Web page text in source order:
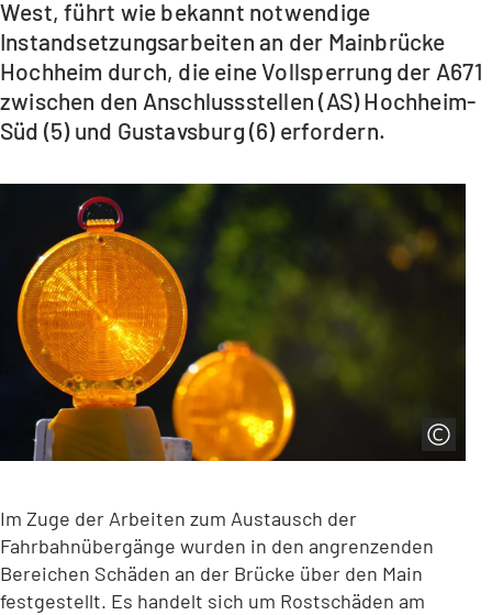
West, führt wie bekannt notwendige
Instandsetzungsarbeiten an der Mainbrücke
Hochheim durch, die eine Vollsperrung der A671
zwischen den Anschlussstellen (AS) Hochheim-
Süd (5) und Gustavsburg (6) erfordern.
Im Zuge der Arbeiten zum Austausch der
Fahrbahnübergänge wurden in den angrenzenden
Bereichen Schäden an der Brücke über den Main
festgestellt. Es handelt sich um Rostschäden am